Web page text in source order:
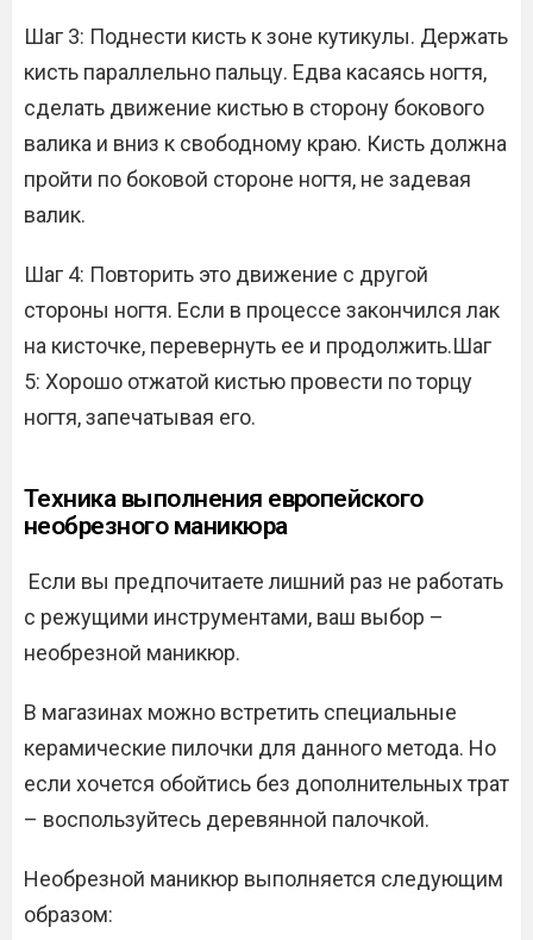
Шаг 3: Поднести кисть к зоне кутикулы. Держать
кисть параллельно пальцу. Едва касаясь ногтя,
сделать движение кистью в сторону бокового
валика и вниз к свободному краю. Кисть должна
пройти по боковой стороне ногтя, не задевая
валик.
Шаг 4: Повторить это движение с другой
стороны ногтя. Если в процессе закончился лак
на кисточке, перевернуть ее и продолжить.Шаг
5: Хорошо отжатой кистью провести по торцу
ногтя, запечатывая его.
Техника выполнения европейского
необрезного маникюра
Если вы предпочитаете лишний раз не работать
с режущими инструментами, ваш выбор –
необрезной маникюр.
В магазинах можно встретить специальные
керамические пилочки для данного метода. Но
если хочется обойтись без дополнительных трат
– воспользуйтесь деревянной палочкой.
Необрезной маникюр выполняется следующим
образом: